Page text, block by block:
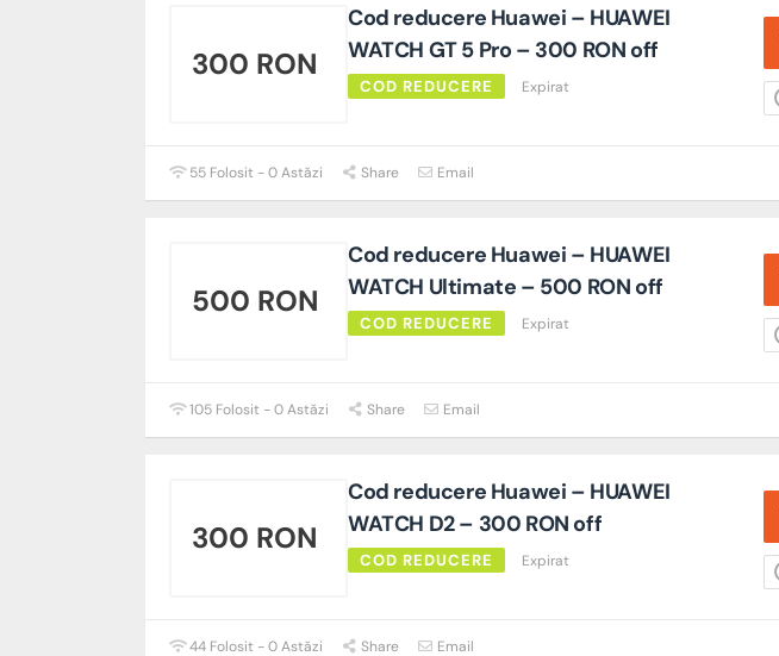
300 RON
Cod reducere Huawei – HUAWEI
WATCH GT 5 Pro – 300 RON off
COD REDUCERE Expirat
55 Folosit - 0 Astăzi Share Email
500 RON
Cod reducere Huawei – HUAWEI
WATCH Ultimate – 500 RON off
COD REDUCERE Expirat
105 Folosit - 0 Astăzi Share Email
300 RON
Cod reducere Huawei – HUAWEI
WATCH D2 – 300 RON off
COD REDUCERE Expirat
44 Folosit - 0 Astăzi Share Email